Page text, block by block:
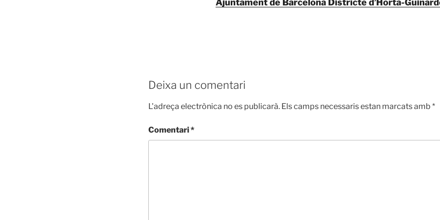
Deixa un comentari
L'adreça electrònica no es publicarà. Els camps necessaris estan marcats amb *
Comentari*